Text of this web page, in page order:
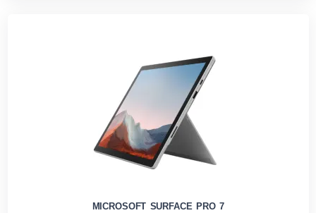
MICROSOFT SURFACE PRO 7